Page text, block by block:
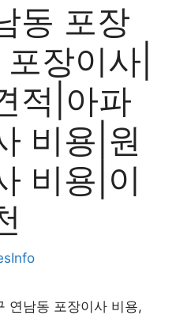
동 포장
장이사|
적|아파
비용|원
비용|이
연남동 포장이사 비용,